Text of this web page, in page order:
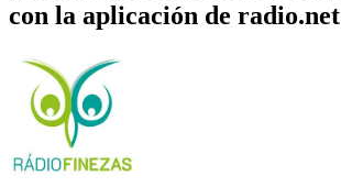
con la aplicación de radio.net